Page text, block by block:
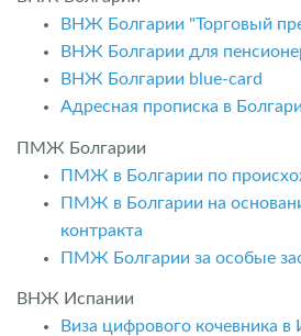
ВНЖ Болгарии "Торговый
ВНЖ Болгарии для
ВНЖ Болгарии blue-card
Адресная прописка в
ПМЖ Болгарии
ПМЖ в Болгарии по
ПМЖ в Болгарии на
контракта
ПМЖ Болгарии за особые
ВНЖ Испании
Виза цифрового кочевника